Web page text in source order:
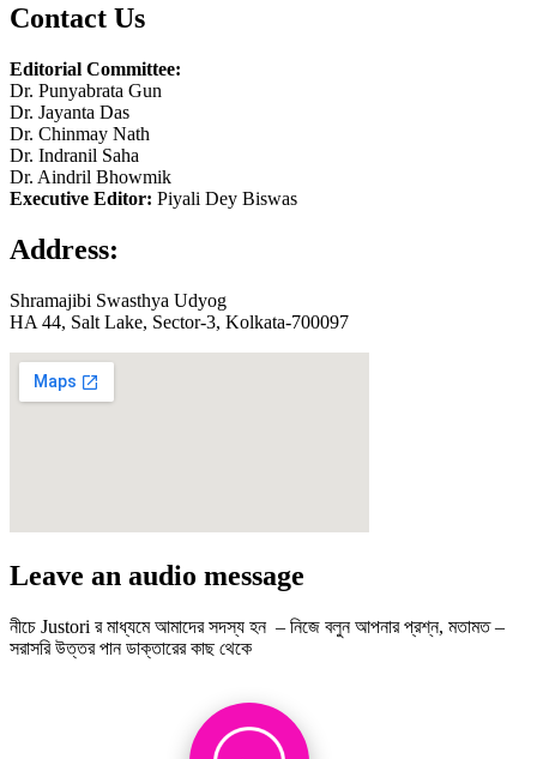
Contact Us
Editorial Committee:
Dr. Punyabrata Gun
Dr. Jayanta Das
Dr. Chinmay Nath
Dr. Indranil Saha
Dr. Aindril Bhowmik
Executive Editor: Piyali Dey Biswas
Address:
Shramajibi Swasthya Udyog
HA 44, Salt Lake, Sector-3, Kolkata-700097
Leave an audio message
নীচে Justori র মাধ্যমে আমাদের সদস্য হন – নিজে বলুন আপনার প্রশ্ন, মতামত –
সরাসরি উত্তর পান ডাক্তারের কাছ থেকে